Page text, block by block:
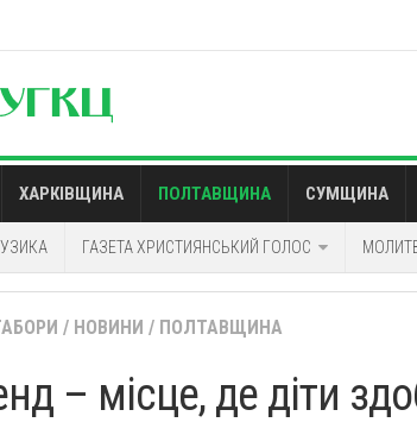
ХАРКІВЩИНА ПОЛТАВЩИНА СУМЩИНА
ГАЗЕТА ХРИСТИЯНСЬКИЙ ГОЛОС
/ НОВИНИ / ПОЛТАВЩИНА
– місце, де діти